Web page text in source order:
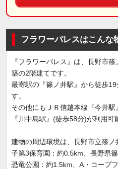
フラワーパレスはこんな
『フラワーパレス』は、長野市
築の2階建てです。
最寄駅の『篠ノ井駅』から徒歩
す。
その他にもＪＲ信越本線『今井
『川中島駅』(徒歩58分)が利用可
建物の周辺環境は、長野市立篠
子第3保育園：約0.5km、長野県
恐竜公園：約1.5km、A・コープ